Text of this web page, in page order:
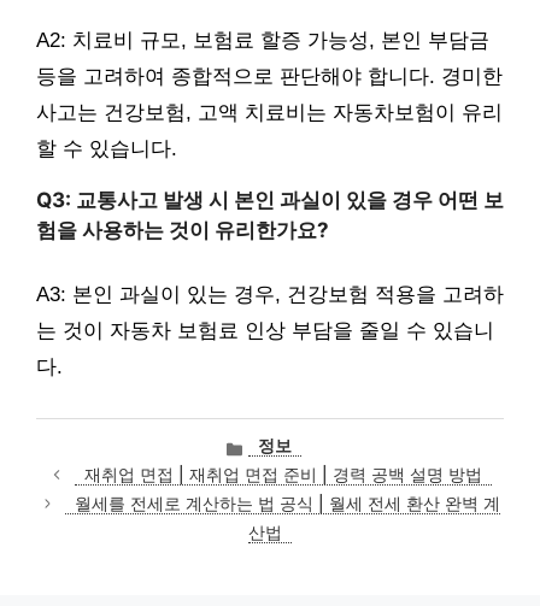
A2: 치료비 규모, 보험료 할증 가능성, 본인 부담금
등을 고려하여 종합적으로 판단해야 합니다. 경미한
사고는 건강보험, 고액 치료비는 자동차보험이 유리
할 수 있습니다.
Q3: 교통사고 발생 시 본인 과실이 있을 경우 어떤 보
험을 사용하는 것이 유리한가요?
A3: 본인 과실이 있는 경우, 건강보험 적용을 고려하
는 것이 자동차 보험료 인상 부담을 줄일 수 있습니
다.
카
테
고
리
정보
재취업 면접 | 재취업 면접 준비 | 경력 공백 설명 방법
월세를 전세로 계산하는 법 공식 | 월세 전세 환산 완벽 계
산법